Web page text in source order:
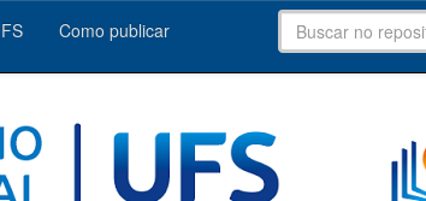
Como publicar